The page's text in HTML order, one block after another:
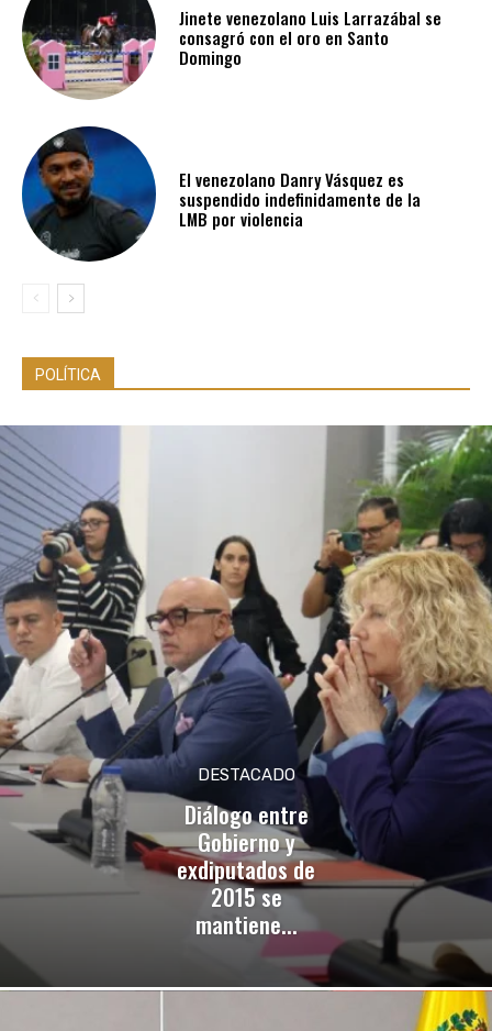
Jinete venezolano Luis Larrazábal se
consagró con el oro en Santo
Domingo
El venezolano Danry Vásquez es
suspendido indefinidamente de la
LMB por violencia
POLÍTICA
DESTACADO
Diálogo entre
Gobierno y
exdiputados de
2015 se
mantiene...